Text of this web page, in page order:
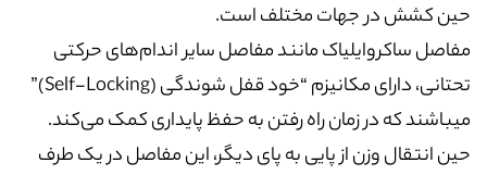
حین کشش در جهات مختلف است.
مفاصل ساکروایلیاک مانند مفاصل سایر اندام‌های حرکتی
تحتانی، دارای مکانیزم “خود قفل شوندگی (Self-Locking)”
میباشند که در زمان راه رفتن به حفظ پایداری کمک می‌کند.
حین انتقال وزن از پایی به پای دیگر، این مفاصل در یک طرف